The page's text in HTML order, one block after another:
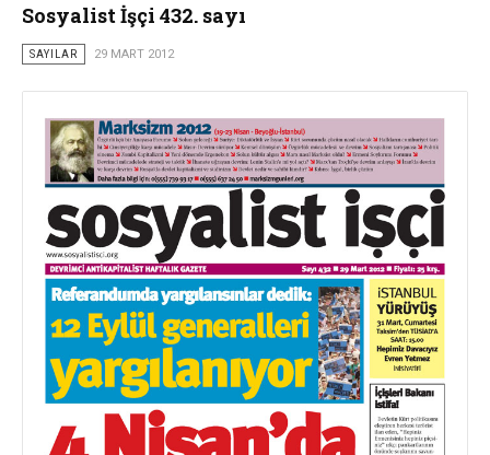
Sosyalist İşçi 432. sayı
SAYILAR 29 MART 2012